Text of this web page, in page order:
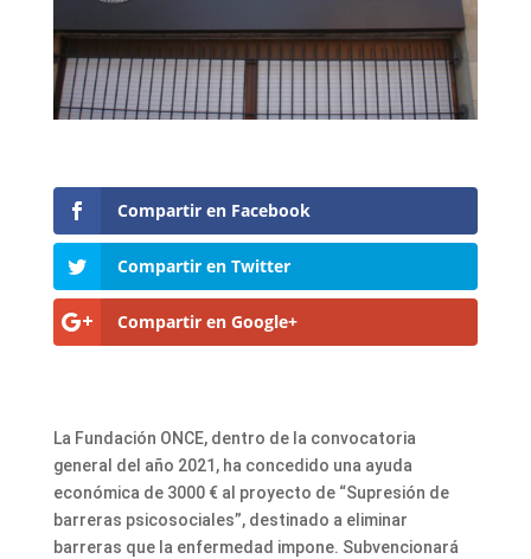
Compartir en Facebook
Compartir en Twitter
Compartir en Google+
La Fundación ONCE, dentro de la convocatoria
general del año 2021, ha concedido una ayuda
económica de 3000 € al proyecto de “Supresión de
barreras psicosociales”, destinado a eliminar
barreras que la enfermedad impone. Subvencionará